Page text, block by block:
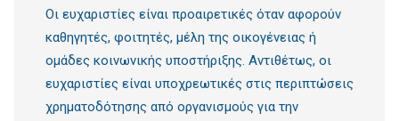
Οι ευχαριστίες είναι προαιρετικές όταν αφορούν
καθηγητές, φοιτητές, μέλη της οικογένειας ή
ομάδες κοινωνικής υποστήριξης. Αντιθέτως, οι
ευχαριστίες είναι υποχρεωτικές στις περιπτώσεις
χρηματοδότησης από οργανισμούς για την